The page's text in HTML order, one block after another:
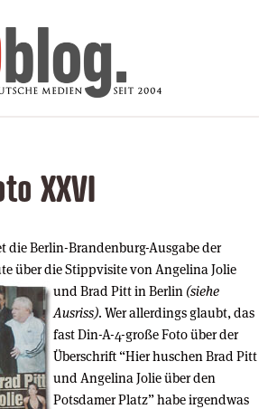
XXVI
die Berlin-Brandenburg-Ausgabe der
über die Stippvisite von Angelina Jolie
und Brad Pitt in Berlin (siehe
Ausriss). Wer allerdings glaubt, das
fast Din-A-4-große Foto über der
Überschrift “Hier huschen Brad Pitt
und Angelina Jolie über den
Potsdamer Platz” habe irgendwas